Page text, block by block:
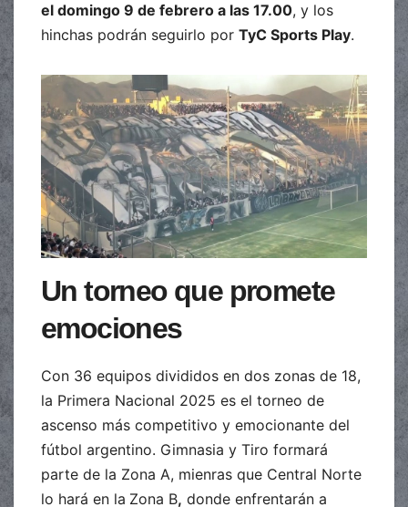
el domingo 9 de febrero a las 17.00, y los
hinchas podrán seguirlo por TyC Sports Play.
Un torneo que promete
emociones
Con 36 equipos divididos en dos zonas de 18,
la Primera Nacional 2025 es el torneo de
ascenso más competitivo y emocionante del
fútbol argentino. Gimnasia y Tiro formará
parte de la Zona A, mienras que Central Norte
lo hará en la Zona B, donde enfrentarán a